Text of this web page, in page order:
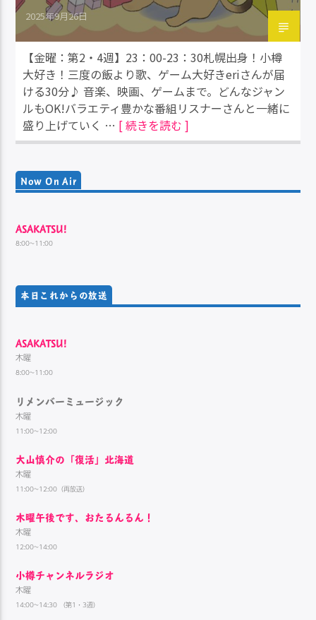
2025年9月26日
【金曜：第2・4週】23：00-23：30札幌出身！小樽
大好き！三度の飯より歌、ゲーム大好きeriさんが届
ける30分♪ 音楽、映画、ゲームまで。どんなジャン
ルもOK!バラエティ豊かな番組リスナーさんと一緒に
盛り上げていく … [ 続きを読む ]
Now On Air
ASAKATSU!
8:00~11:00
本日これからの放送
ASAKATSU!
木曜
8:00~11:00
リメンバーミュージック
木曜
11:00~12:00
大山慎介の「復活」北海道
木曜
11:00~12:00（再放送）
木曜午後です、おたるんるん！
木曜
12:00~14:00
小樽チャンネルラジオ
木曜
14:00~14:30 （第1・3週）